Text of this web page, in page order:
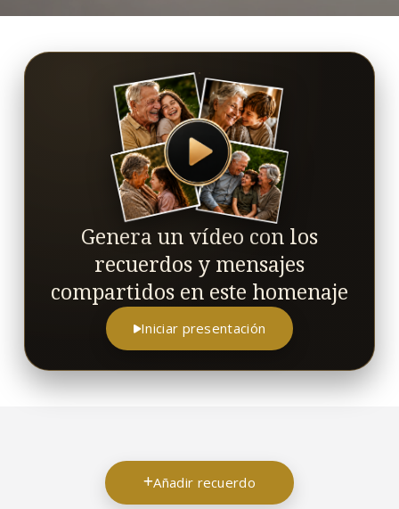
Genera un vídeo con los
recuerdos y mensajes
compartidos en este homenaje
Iniciar presentación
Añadir recuerdo